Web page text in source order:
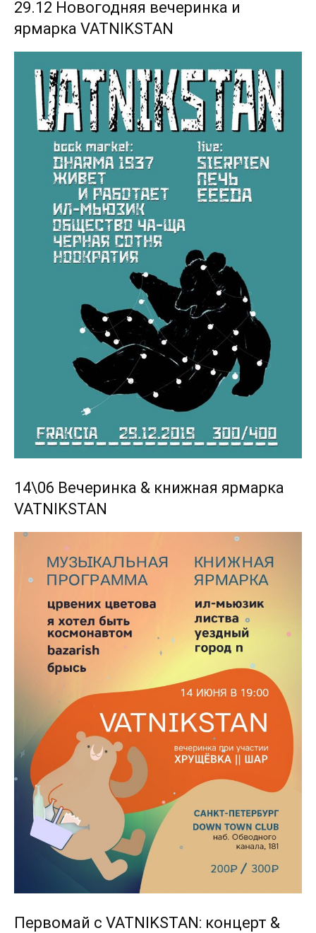
29.12 Новогодняя вечеринка и
ярмарка VATNIKSTAN
14\06 Вечеринка & книжная ярмарка
VATNIKSTAN
Первомай с VATNIKSTAN: концерт &